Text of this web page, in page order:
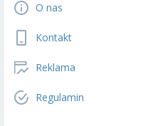
O nas
Kontakt
Reklama
Regulamin